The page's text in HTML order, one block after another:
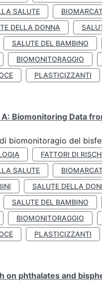
SALUTE
DELLA DONNA
SALUTE DEL BAMBINO
BIOMONITORAGGIO
PLASTICIZZANTI
Biomonitoring Data
biomonitoragio del
FATTORI DI
SALUTE
SALUTE DELLA
SALUTE DEL BAMBINO
BIOMONITORAGGIO
PLASTICIZZANTI
on phthalates and